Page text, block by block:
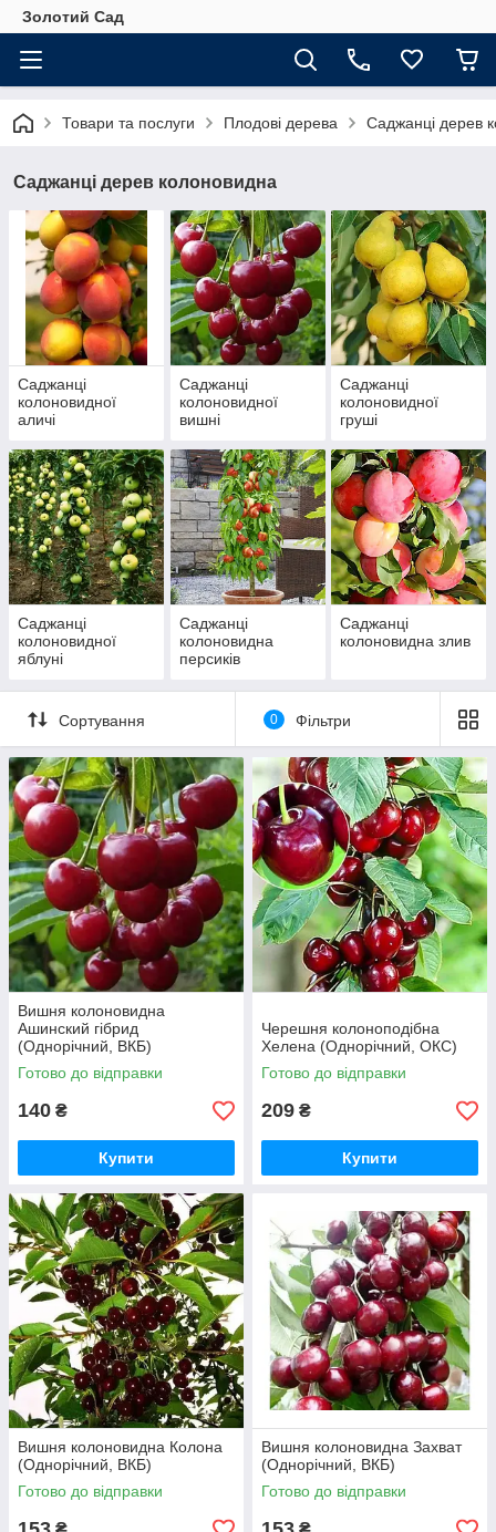
Золотий Сад
Товари та послуги Плодові дерева Саджанці дерев
Саджанці дерев колоновидна
Саджанці
колоновидної
аличі
Саджанці
колоновидної
вишні
Саджанці
колоновидної
груші
Саджанці
колоновидної
яблуні
Саджанці
колоновидна
персиків
Саджанці
колоновидна злив
Сортування 0 Фільтри
Вишня колоновидна
Ашинский гібрид
(Однорічний, ВКБ)
Готово до відправки
140 ₴
Купити
Черешня колоноподібна
Хелена (Однорічний, ОКС)
Готово до відправки
209 ₴
Купити
Вишня колоновидна Колона
(Однорічний, ВКБ)
Готово до відправки
Вишня колоновидна Захват
(Однорічний, ВКБ)
Готово до відправки